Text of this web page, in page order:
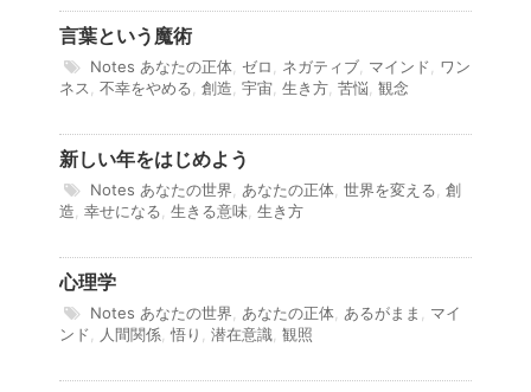
言葉という魔術
Notes あなたの正体 ゼロ ネガティブ マインド
ワン
ネス
不幸をやめる 創造 宇宙 生き方 苦悩 観念
新しい年をはじめよう
Notes あなたの世界 あなたの正体 世界を変える 創
造 幸せになる 生きる意味 生き方
心理学
Notes あなたの世界 あなたの正体 あるがまま
マイ
ンド
人間関係 悟り 潜在意識 観照